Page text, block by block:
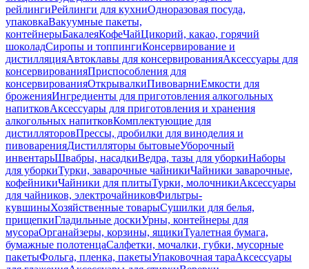
рейлингиРейлинги для кухниОдноразовая посуда,
упаковкаВакуумные пакеты,
контейнерыБакалеяКофеЧайЦикорий, какао, горячий
шоколадСиропы и топпингиКонсервирование и
дистилляцияАвтоклавы для консервированияАксессуары для
консервированияПриспособления для
консервированияОткрывалкиПивоварниЕмкости для
броженияИнгредиенты для приготовления алкогольных
напитковАксессуары для приготовления и хранения
алкогольных напитковКомплектующие для
дистилляторовПрессы, дробилки для виноделия и
пивоваренияДистилляторы бытовыеУборочный
инвентарьШвабры, насадкиВедра, тазы для уборкиНаборы
для уборкиТурки, заварочные чайникиЧайники заварочные,
кофейникиЧайники для плитыТурки, молочникиАксессуары
для чайников, электрочайниковФильтры-
кувшиныХозяйственные товарыСушилки для белья,
прищепкиГладильные доскиУрны, контейнеры для
мусораОрганайзеры, корзины, ящикиТуалетная бумага,
бумажные полотенцаСалфетки, мочалки, губки, мусорные
пакетыФольга, пленка, пакетыУпаковочная тараАксессуары